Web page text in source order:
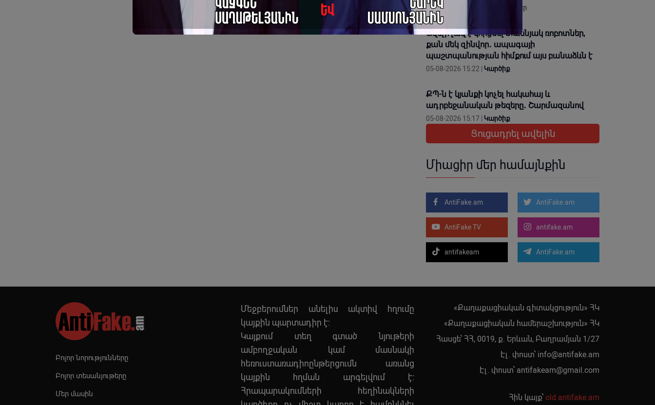
05-08-2026 15:45 | Տեսանյութեր
Ավելի լավ է կորցնել տասնյակ ռոբոտներ,
քան մեկ զինվոր․ ապագայի
պաշտպանության հիմքում այս բանաձևն է
05-08-2026 15:22 | Կարծիք
ՔՊ-ն է կյանքի կոչել հակահայ և
ադրբեջանական թեզերը․ Շարմազանով
05-08-2026 15:17 | Կարծիք
Ցուցադրել ավելին
Միացիր մեր համայնքին
AntiFake.am AntiFake.am
AntiFake TV antifake.am
antifakeam AntiFake.am
Բոլոր նորությունները
Բոլոր տեսանյութերը
Մեր մասին
Մեջբերումներ անելիս ակտիվ հղումը
կայքին պարտադիր է:
Կայքում տեղ գտած նյութերի
ամբողջական կամ մասնակի
հեռուստառադիոընթերցումն առանց
կայքին հղման արգելվում է:
Հրապարակումների հեղինակների
«Քաղաքացիական գիտակցություն» ՀԿ
«Քաղաքացիական համերաշխություն» ՀԿ
Հասցե՝ ՀՀ, 0019, ք. Երևան, Բաղրամյան 1/27
Էլ. փոստ՝ info@antifake.am
Էլ. փոստ՝ antifakeam@gmail.com
Հին կայք՝ old.antifake.am